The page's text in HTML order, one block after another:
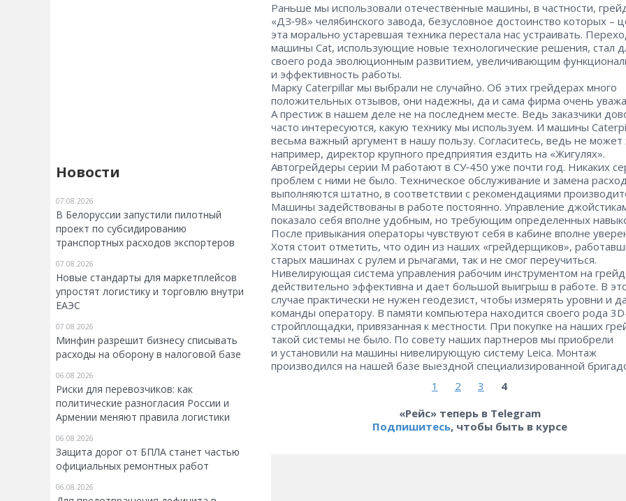
Новости
07.08.2026
В Белоруссии запустили пилотный
проект по субсидированию
транспортных расходов экспортеров
07.08.2026
Новые стандарты для маркетплейсов
упростят логистику и торговлю внутри
ЕАЭС
07.08.2026
Минфин разрешит бизнесу списывать
расходы на оборону в налоговой базе
06.08.2026
Риски для перевозчиков: как
политические разногласия России и
Армении меняют правила логистики
06.08.2026
Защита дорог от БПЛА станет частью
официальных ремонтных работ
06.08.2026
Раньше мы использовали отечественные машины, в частности,
«ДЗ‑98» челябинского завода, безусловное достоинство которых –
эта морально устаревшая техника перестала нас устраивать.
машины Cat, использующие новые технологические решения, стал
своего рода эволюционным развитием, увеличивающим
и эффективность работы.
Марку Caterpillar мы выбрали не случайно. Об этих грейдерах много
положительных отзывов, они надежны, да и сама фирма очень
А престиж в нашем деле не на последнем месте. Ведь заказчики
часто интересуются, какую технику мы используем. И машины
весьма важный аргумент в нашу пользу. Согласитесь, ведь не может
например, директор крупного предприятия ездить на «Жигулях».
Автогрейдеры серии М работают в СУ‑450 уже почти год. Никаких
проблем с ними не было. Техническое обслуживание и замена
выполняются штатно, в соответствии с рекомендациями
Машины задействованы в работе постоянно. Управление
показало себя вполне удобным, но требующим определенных
После привыкания операторы чувствуют себя в кабине вполне
Хотя стоит отметить, что один из наших «грейдерщиков»,
старых машинах с рулем и рычагами, так и не смог переучиться.
Нивелирующая система управления рабочим инструментом на
действительно эффективна и дает большой выигрыш в работе. В
случае практически не нужен геодезист, чтобы измерять уровни и
команды оператору. В памяти компьютера находится своего рода
стройплощадки, привязанная к местности. При покупке на наших
такой системы не было. По совету наших партнеров мы приобрели
и установили на машины нивелирующую систему Leica. Монтаж
производился на нашей базе выездной специализированной
1
2 3
4
«Рейс» теперь в Telegram
Подпишитесь, чтобы быть в курсе